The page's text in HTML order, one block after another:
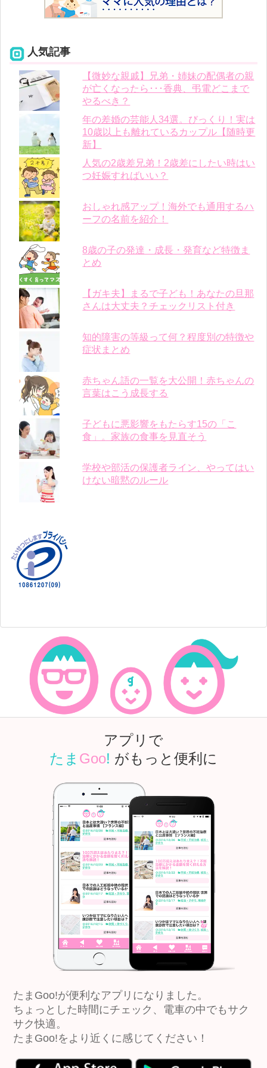
人気記事
【微妙な親戚】兄弟・姉妹の配偶者の親
が亡くなったら･･･香典、弔電どこまで
やるべき？
年の差婚の芸能人34選。びっくり！実は
10歳以上も離れているカップル【随時更
新】
人気の2歳差兄弟！2歳差にしたい時はい
つ妊娠すればいい？
おしゃれ感アップ！海外でも通用するハ
ーフの名前を紹介！
8歳の子の発達・成長・発育など特徴ま
とめ
【ガキ夫】まるで子ども！あなたの旦那
さんは大丈夫？チェックリスト付き
知的障害の等級って何？程度別の特徴や
症状まとめ
赤ちゃん語の一覧を大公開！赤ちゃんの
言葉はこう成長する
子どもに悪影響をもたらす15の「こ
食」。家族の食事を見直そう
学校や部活の保護者ライン、やってはい
けない暗黙のルール
アプリで
たま Goo! がもっと便利に
たまGoo!が便利なアプリになりました。
ちょっとした時間にチェック、電車の中でもサク
サク快適。
たまGoo!をより近くに感じてください！